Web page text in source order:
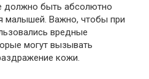
должно быть абсолютно
малышей. Важно, чтобы при
вредные
могут вызывать
кожи.